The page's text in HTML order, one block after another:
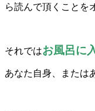
ら読んで頂くことを
それではお風呂に
あなた自身、または